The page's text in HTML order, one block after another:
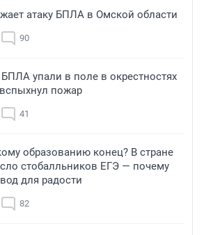
атаку БПЛА в Омской области
90
упали в поле в окрестностях
пожар
41
образованию конец? В стране
стобалльников ЕГЭ — почему
для радости
82